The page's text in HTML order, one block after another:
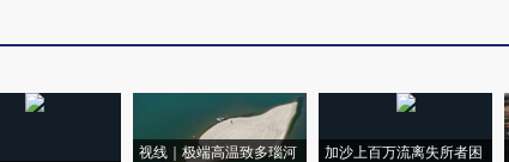
视线｜极端高温致多瑙河
加沙上百万流离失所者困